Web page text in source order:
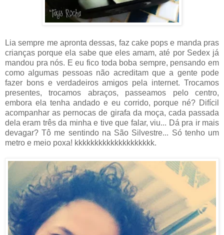
Lia sempre me apronta dessas, faz cake pops e manda pras
crianças porque ela sabe que eles amam, até por Sedex já
mandou pra nós. E eu fico toda boba sempre, pensando em
como algumas pessoas não acreditam que a gente pode
fazer bons e verdadeiros amigos pela internet. Trocamos
presentes, trocamos abraços, passeamos pelo centro,
embora ela tenha andado e eu corrido, porque né? Difícil
acompanhar as pernocas de girafa da moça, cada passada
dela eram três da minha e tive que falar, viu... Dá pra ir mais
devagar? Tô me sentindo na São Silvestre... Só tenho um
metro e meio poxa! kkkkkkkkkkkkkkkkkkkk.